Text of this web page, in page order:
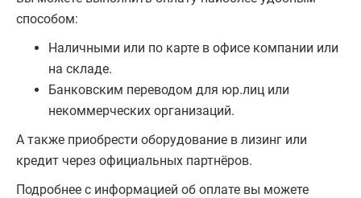
способом:
Наличными или по карте в офисе компании или
на складе.
Банковским переводом для юр.лиц или
некоммерческих организаций.
А также приобрести оборудование в лизинг или
кредит через официальных партнёров.
Подробнее с информацией об оплате вы можете